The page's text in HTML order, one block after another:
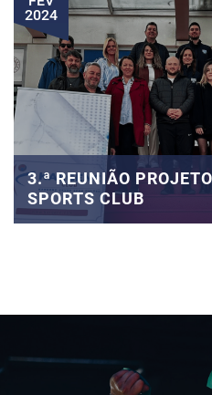
2024
3.ª REUNIÃO
SPORTS CLUB